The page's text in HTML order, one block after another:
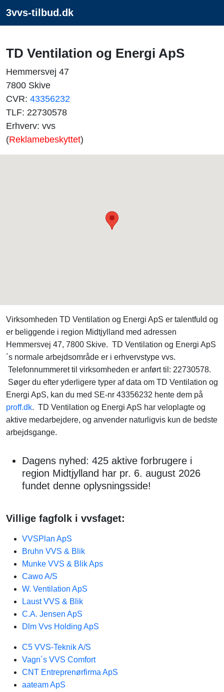
3vvs-tilbud.dk
TD Ventilation og Energi ApS
Hemmersvej 47
7800 Skive
CVR: 43356232
TLF: 22730578
Erhverv: vvs
(Reklamebeskyttet)
Virksomheden TD Ventilation og Energi ApS er talentfuld og
er beliggende i region Midtjylland med adressen
Hemmersvej 47, 7800 Skive. TD Ventilation og Energi ApS
´s normale arbejdsområde er i erhvervstype vvs.
Telefonnummeret til virksomheden er anført til: 22730578.
Søger du efter yderligere typer af data om TD Ventilation og
Energi ApS, kan du med SE-nr 43356232 hente dem på
proff.dk. TD Ventilation og Energi ApS har veloplagte og
aktive medarbejdere, og anvender naturligvis kun de bedste
arbejdsgange.
Dagens nyhed: 425 aktive forbrugere i
region Midtjylland har pr. 6. august 2026
fundet denne oplysningsside!
Villige fagfolk i vvsfaget:
VVSPlan ApS​
Bruhn VVS & Blik
Munke VVS & Blik Aps
Cawo A/S
W. Ventilation ApS
Laust VVS & Blik
C.A. Jensen ApS
Dlm Vvs Holding ApS
C5 VVS-Teknik A/S
Vagn´s VVS Comfort
CNT Entreprenørfirma ApS
aateam ApS